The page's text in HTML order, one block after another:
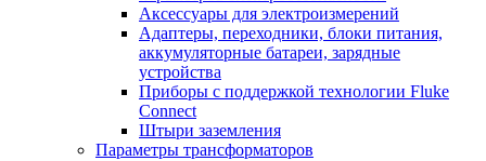
Аксессуары для электроизмерений
Адаптеры, переходники, блоки питания,
аккумуляторные батареи, зарядные
устройства
Приборы с поддержкой технологии Fluke
Connect
Штыри заземления
Параметры трансформаторов